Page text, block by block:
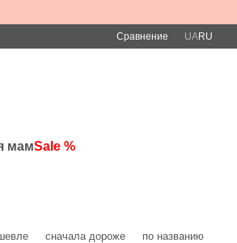
Сравнение UARU
мамSale %
сначала дороже по названию